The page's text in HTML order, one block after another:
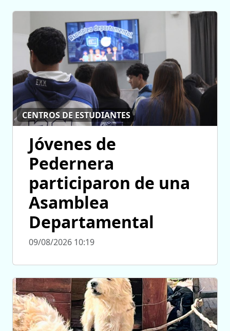
CENTROS DE ESTUDIANTES
Jóvenes de
Pedernera
participaron de una
Asamblea
Departamental
09/08/2026 10:19